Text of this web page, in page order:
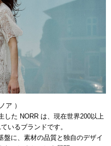
ア ）
した NORR は、現在世界200以上
いるブランドです。
に、 素材の品質と独自のデザイ